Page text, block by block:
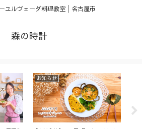
ユルヴェーダ料理教室│名古屋市
森の時計
お知らせ